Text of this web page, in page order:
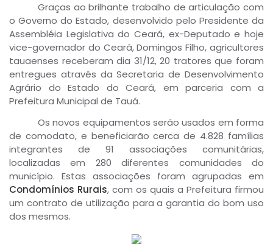
Graças ao brilhante trabalho de articulação com
o Governo do Estado, desenvolvido pelo Presidente da
Assembléia Legislativa do Ceará, ex-Deputado e hoje
vice-governador do Ceará, Domingos Filho, agricultores
tauaenses receberam dia 31/12, 20 tratores que foram
entregues através da Secretaria de Desenvolvimento
Agrário do Estado do Ceará, em parceria com a
Prefeitura Municipal de Tauá.
Os novos equipamentos serão usados em forma
de comodato, e beneficiarão cerca de 4.828 famílias
integrantes de 91 associações comunitárias,
localizadas em 280 diferentes comunidades do
município. Estas associações foram agrupadas em
Condomínios Rurais, com os quais a Prefeitura firmou
um contrato de utilização para a garantia do bom uso
dos mesmos.